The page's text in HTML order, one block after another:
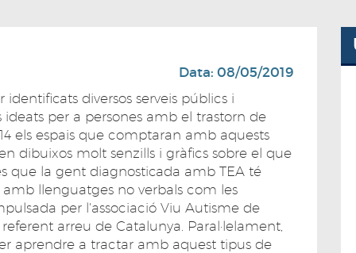
Data: 08/05/2019
diversos serveis públics i
per a persones amb el trastorn de
els espais que comptaran amb aquests
dibuixos molt senzills i gràfics sobre el que
que la gent diagnosticada amb TEA té
llenguatges no verbals com les
per l'associació Viu Autisme de
arreu de Catalunya. Paral·lelament,
aprendre a tractar amb aquest tipus de